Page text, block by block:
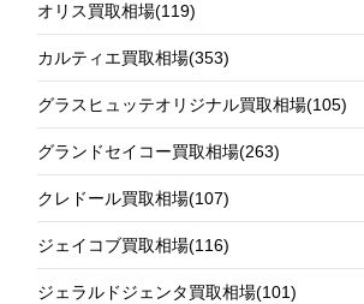
オリス買取相場(119)
カルティエ買取相場(353)
グラスヒュッテオリジナル買取相場(105)
グランドセイコー買取相場(263)
クレドール買取相場(107)
ジェイコブ買取相場(116)
ジェラルドジェンタ買取相場(101)